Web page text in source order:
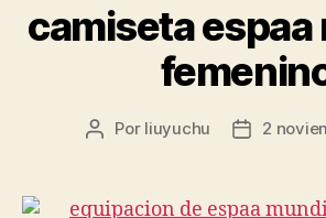
camiseta espaa
Autor
entrada
Por liuyuchu
Fecha
entrada
2